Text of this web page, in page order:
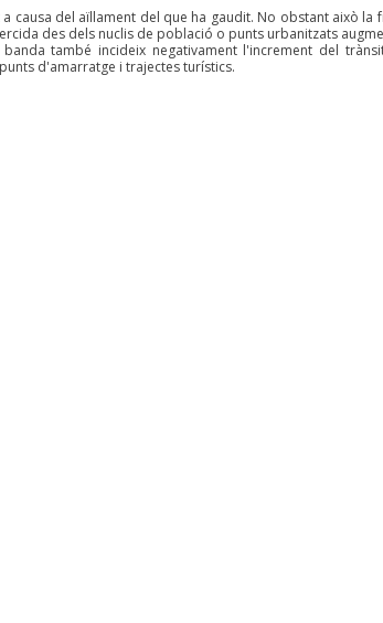
causa del aïllament del que ha gaudit. No obstant això
des dels nuclis de població o punts urbanitzats
també incideix negativament l'increment del
d'amarratge i trajectes turístics.